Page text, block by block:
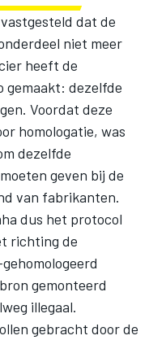
dat de
niet meer
heeft de
gemaakt: dezelfde
Voordat deze
homologatie, was
dezelfde
geven bij de
van fabrikanten.
dus het protocol
richting de
gemonteerd
illegaal.
gebracht door de